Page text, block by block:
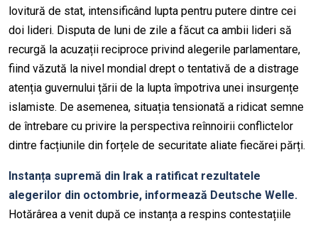
lovitură de stat, intensificând lupta pentru putere dintre cei
doi lideri. Disputa de luni de zile a făcut ca ambii lideri să
recurgă la acuzații reciproce privind alegerile parlamentare,
fiind văzută la nivel mondial drept o tentativă de a distrage
atenția guvernului țării de la lupta împotriva unei insurgențe
islamiste. De asemenea, situația tensionată a ridicat semne
de întrebare cu privire la perspectiva reînnoirii conflictelor
dintre facțiunile din forțele de securitate aliate fiecărei părți.
Instanța supremă din Irak a ratificat rezultatele
alegerilor din octombrie, informează Deutsche Welle.
Hotărârea a venit după ce instanța a respins contestațiile